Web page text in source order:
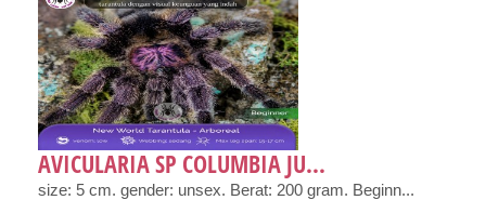
AVICULARIA SP COLUMBIA JU...
size: 5 cm. gender: unsex. Berat: 200 gram. Beginn...